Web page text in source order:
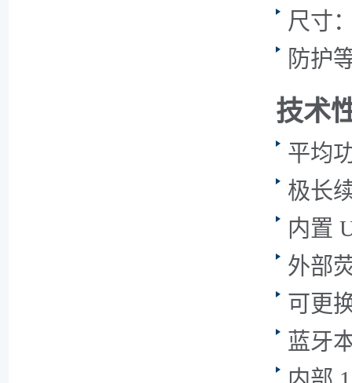
尺寸
防护
技术
平均
极长
内置
外部
可更
蓝牙